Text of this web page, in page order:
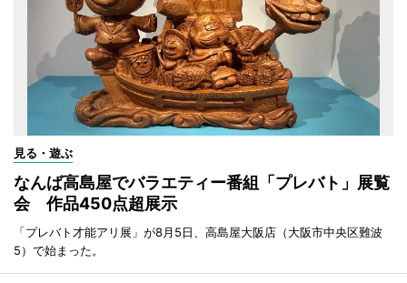
見る・遊ぶ
なんば高島屋でバラエティー番組「プレバト」展覧
会 作品450点超展示
「プレバト才能アリ展」が8月5日、高島屋大阪店（大阪市中央区難波
5）で始まった。